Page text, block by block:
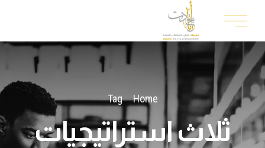
Home
Tag
ثلاث استراتيجيات